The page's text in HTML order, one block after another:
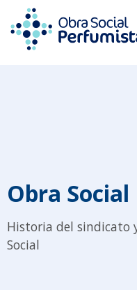
Obra
Historia del sindicato
Social